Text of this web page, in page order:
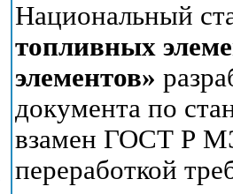
Национальный
топливных
элементов»
документа по
взамен ГОСТ Р
переработкой